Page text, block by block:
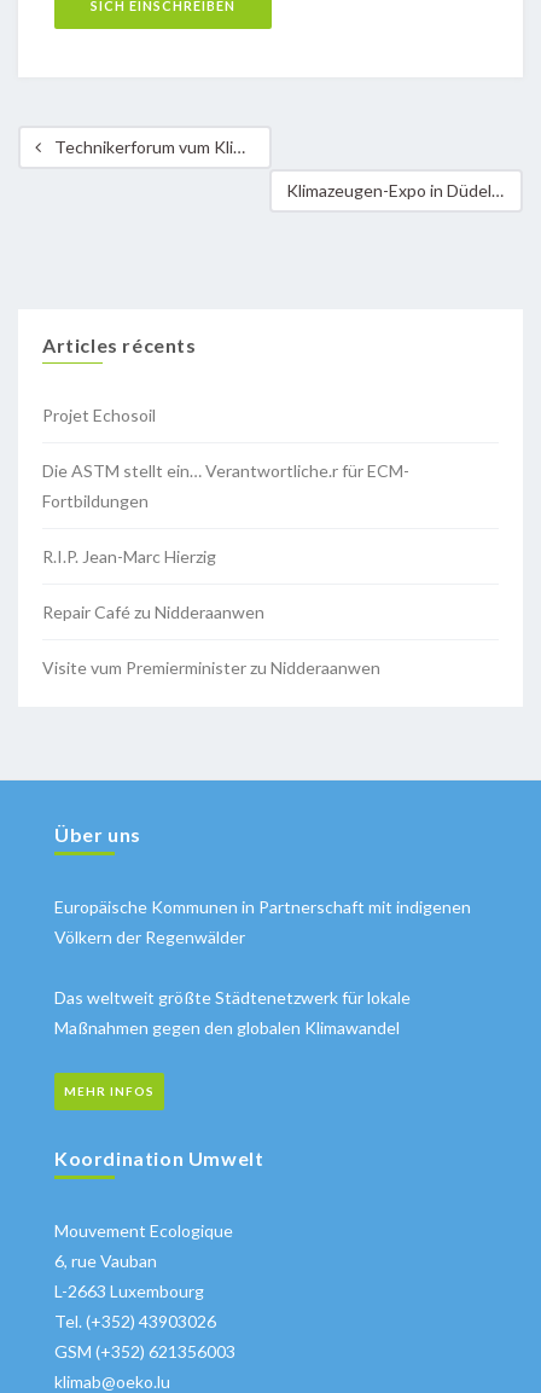
Technikerforum vum Klima-Bündnis Lëtzebuerg – Fonds pour la Protection de l’Environnement
Klimazeugen-Expo in Düdelingen mit Veranstaltungen für Kinder und Erwachsene
Articles récents
Projet Echosoil
Die ASTM stellt ein… Verantwortliche.r für ECM-
Fortbildungen
R.I.P. Jean-Marc Hierzig
Repair Café zu Nidderaanwen
Visite vum Premierminister zu Nidderaanwen
Über uns
Europäische Kommunen in Partnerschaft mit indigenen
Völkern der Regenwälder
Das weltweit größte Städtenetzwerk für lokale
Maßnahmen gegen den globalen Klimawandel
MEHR INFOS
Koordination Umwelt
Mouvement Ecologique
6, rue Vauban
L-2663 Luxembourg
Tel. (+352) 43903026
GSM (+352) 621356003
klimab@oeko.lu